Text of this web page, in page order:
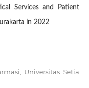
Services and Patient
in 2022
Universitas Setia